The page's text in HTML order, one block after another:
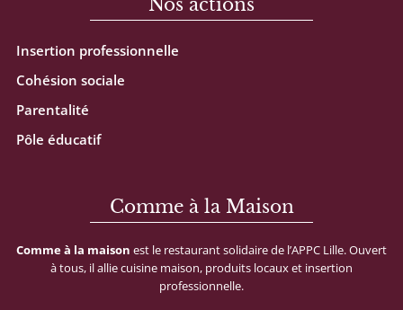
Insertion professionnelle
Cohésion sociale
Parentalité
Pôle éducatif
Comme à la Maison
Commeà la maison est le restaurantsolidairede l’APPC Lille.Ouvert
àtous, ilalliecuisine maison, produits locauxet insertion
professionnelle.